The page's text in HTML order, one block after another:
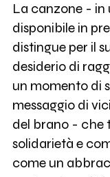
La canzone - in
disponibile in
distingue per il
desiderio di
un momento di
messaggio di
del brano - che
solidarietà e
come un